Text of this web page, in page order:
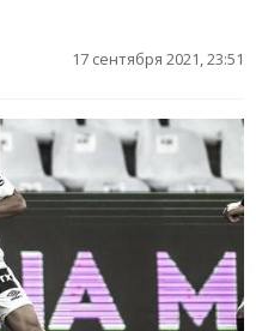
17 сентября 2021, 23:51